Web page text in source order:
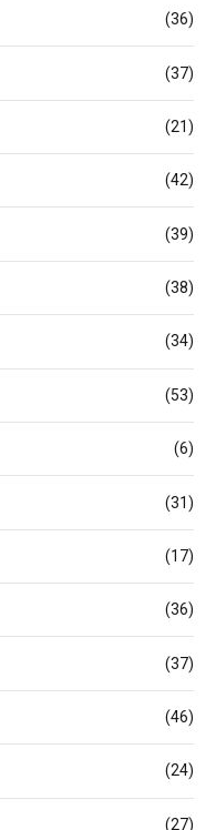
(36)
(37)
(21)
(42)
(39)
(38)
(34)
(53)
(6)
(31)
(17)
(36)
(37)
(46)
(24)
(27)